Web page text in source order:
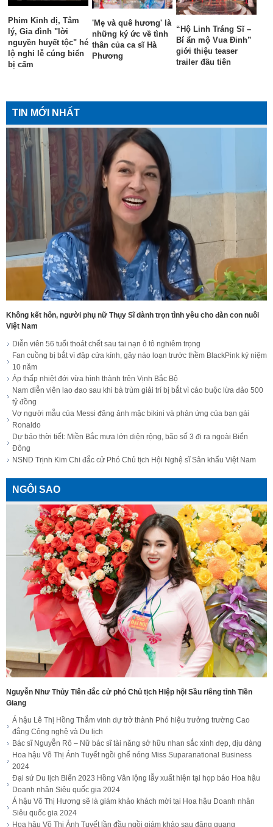
Phim Kinh dị, Tâm
lý, Gia đình "lời
nguyền huyết tộc" hé
lộ nghi lễ cúng biển
bị cấm
'Mẹ và quê hương' là
những ký ức về tình
thân của ca sĩ Hà
Phương
“Hộ Linh Tráng Sĩ –
Bí ẩn mộ Vua Đinh”
giới thiệu teaser
trailer đầu tiên
TIN MỚI NHẤT
Không kết hôn, người phụ nữ Thụy Sĩ dành trọn tình yêu cho đàn con nuôi
Việt Nam
Diễn viên 56 tuổi thoát chết sau tai nạn ô tô nghiêm trọng
Fan cuồng bị bắt vì đập cửa kính, gây náo loạn trước thềm BlackPink kỷ niệm
10 năm
Áp thấp nhiệt đới vừa hình thành trên Vịnh Bắc Bộ
Nam diễn viên lao đao sau khi bà trùm giải trí bị bắt vì cáo buộc lừa đảo 500
tỷ đồng
Vợ người mẫu của Messi đăng ảnh mặc bikini và phản ứng của bạn gái
Ronaldo
Dự báo thời tiết: Miền Bắc mưa lớn diện rộng, bão số 3 đi ra ngoài Biển
Đông
NSND Trịnh Kim Chi đắc cử Phó Chủ tịch Hội Nghệ sĩ Sân khấu Việt Nam
NGÔI SAO
Nguyễn Như Thủy Tiên đắc cử phó Chủ tịch Hiệp hội Sầu riêng tỉnh Tiền
Giang
Á hậu Lê Thị Hồng Thắm vinh dự trở thành Phó hiệu trưởng trường Cao
đẳng Công nghệ và Du lịch
Bác sĩ Nguyễn Rô – Nữ bác sĩ tài năng sở hữu nhan sắc xinh đẹp, dịu dàng
Hoa hậu Võ Thị Ánh Tuyết ngồi ghế nóng Miss Suparanational Business
2024
Đại sứ Du lịch Biển 2023 Hồng Vân lộng lẫy xuất hiện tại họp báo Hoa hậu
Doanh nhân Siêu quốc gia 2024
Á hậu Võ Thị Hương sẽ là giám khảo khách mời tại Hoa hậu Doanh nhân
Siêu quốc gia 2024
Hoa hậu Võ Thị Ánh Tuyết lần đầu ngồi giám khảo sau đăng quang